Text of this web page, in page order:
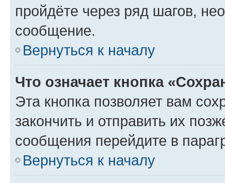
пройдёте через ряд шагов,
сообщение.
Вернуться к началу
Что означает кнопка
Эта кнопка позволяет вам
закончить и отправить их
сообщения перейдите в
Вернуться к началу